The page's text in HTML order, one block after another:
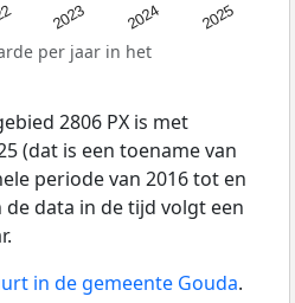
2023 2024 2025
per jaar in het
2806 PX is met
(dat is een toename van
periode van 2016 tot en
de data in de tijd volgt een
in de gemeente Gouda.